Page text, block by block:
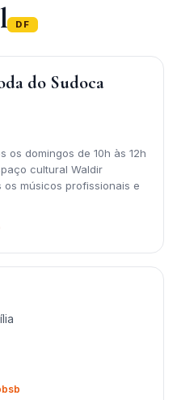
DF
do Sudoca
os domingos de 10h às 12h
cultural Waldir
os músicos profissionais e